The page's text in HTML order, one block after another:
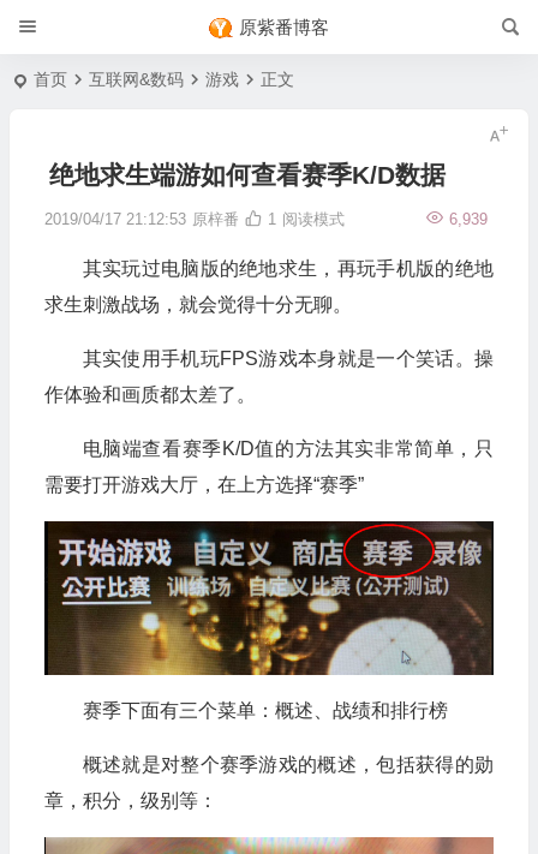
原紫番博客
首页 互联网&数码 游戏 正文
绝地求生端游如何查看赛季K/D数据
2019/04/17 21:12:53 原梓番 6,939
1 阅读模式
其实玩过电脑版的绝地求生，再玩手机版的绝地
求生刺激战场，就会觉得十分无聊。
其实使用手机玩FPS游戏本身就是一个笑话。操
作体验和画质都太差了。
电脑端查看赛季K/D值的方法其实非常简单，只
需要打开游戏大厅，在上方选择“赛季”
赛季下面有三个菜单：概述、战绩和排行榜
概述就是对整个赛季游戏的概述，包括获得的勋
章，积分，级别等：